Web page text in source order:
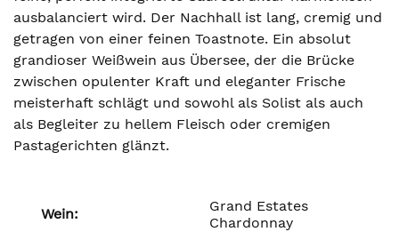
ausbalanciert wird. Der Nachhall ist lang, cremig und
getragen von einer feinen Toastnote. Ein absolut
grandioser Weißwein aus Übersee, der die Brücke
zwischen opulenter Kraft und eleganter Frische
meisterhaft schlägt und sowohl als Solist als auch
als Begleiter zu hellem Fleisch oder cremigen
Pastagerichten glänzt.
Wein:
Grand Estates
Chardonnay